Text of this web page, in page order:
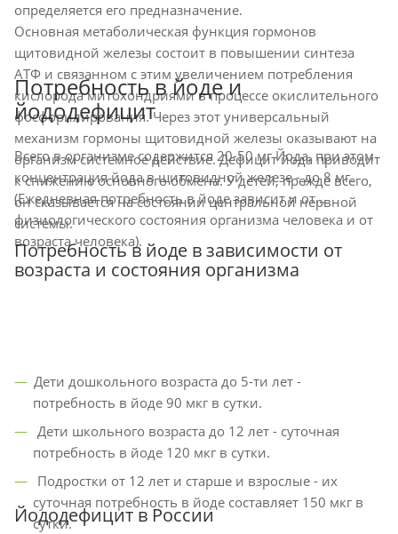
определяется его предназначение.
Основная метаболическая функция гормонов
щитовидной железы состоит в повышении синтеза
АТФ и связанном с этим увеличением потребления
кислорода митохондриями в процессе окислительного
фосфорилирования. Через этот универсальный
механизм гормоны щитовидной железы оказывают на
организм системное действие. Дефицит йода приводит
к снижению основного обмена. У детей, прежде всего,
он сказывается на состоянии центральной нервной
системы.
Потребность в йоде и
йододефицит
Всего в организме содержится 20-50 мг Йода, при этом
концентрация йода в щитовидной железе - до 8 мг.
(Ежедневная потребность в йоде зависит и от
физиологического состояния организма человека и от
возраста человека).
Потребность в йоде в зависимости от
возраста и состояния организма
Дети дошкольного возраста до 5-ти лет -
потребность в йоде 90 мкг в сутки.
потребность в йоде 120 мкг в сутки.
суточная потребность в йоде составляет 150 мкг в
сутки.
Йододефицит в России